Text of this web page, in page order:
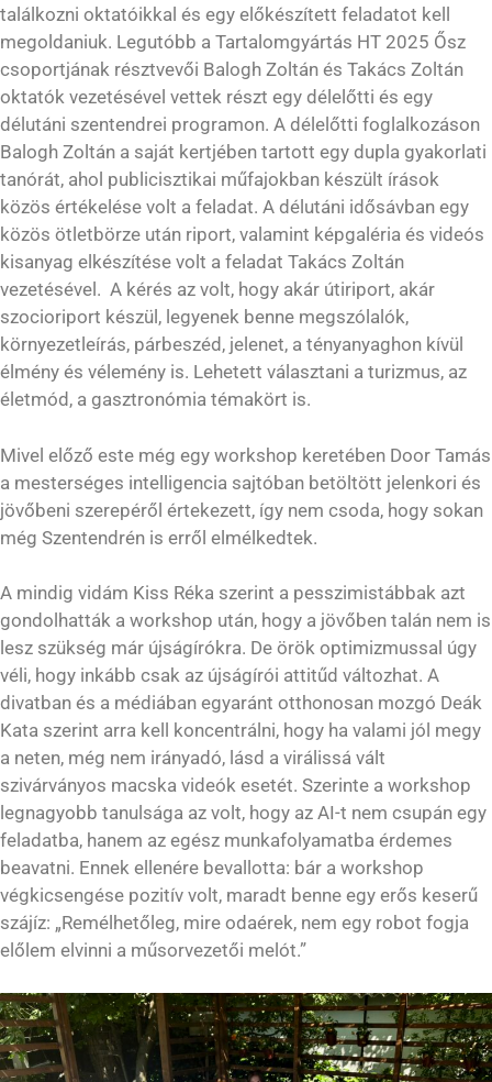
találkozni oktatóikkal és egy előkészített feladatot kell
megoldaniuk. Legutóbb a Tartalomgyártás HT 2025 Ősz
csoportjának résztvevői Balogh Zoltán és Takács Zoltán
oktatók vezetésével vettek részt egy délelőtti és egy
délutáni szentendrei programon. A délelőtti foglalkozáson
Balogh Zoltán a saját kertjében tartott egy dupla gyakorlati
tanórát, ahol publicisztikai műfajokban készült írások
közös értékelése volt a feladat. A délutáni idősávban egy
közös ötletbörze után riport, valamint képgaléria és videós
kisanyag elkészítése volt a feladat Takács Zoltán
vezetésével. A kérés az volt, hogy akár útiriport, akár
szocioriport készül, legyenek benne megszólalók,
környezetleírás, párbeszéd, jelenet, a tényanyaghon kívül
élmény és vélemény is. Lehetett választani a turizmus, az
életmód, a gasztronómia témakört is.
Mivel előző este még egy workshop keretében Door Tamás
a mesterséges intelligencia sajtóban betöltött jelenkori és
jövőbeni szerepéről értekezett, így nem csoda, hogy sokan
még Szentendrén is erről elmélkedtek.
A mindig vidám Kiss Réka szerint a pesszimistábbak azt
gondolhatták a workshop után, hogy a jövőben talán nem is
lesz szükség már újságírókra. De örök optimizmussal úgy
véli, hogy inkább csak az újságírói attitűd változhat. A
divatban és a médiában egyaránt otthonosan mozgó Deák
Kata szerint arra kell koncentrálni, hogy ha valami jól megy
a neten, még nem irányadó, lásd a virálissá vált
szivárványos macska videók esetét. Szerinte a workshop
legnagyobb tanulsága az volt, hogy az AI-t nem csupán egy
feladatba, hanem az egész munkafolyamatba érdemes
beavatni. Ennek ellenére bevallotta: bár a workshop
végkicsengése pozitív volt, maradt benne egy erős keserű
szájíz: „Remélhetőleg, mire odaérek, nem egy robot fogja
előlem elvinni a műsorvezetői melót.”